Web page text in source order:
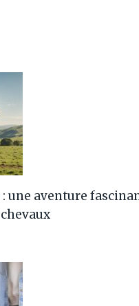
: une aventure